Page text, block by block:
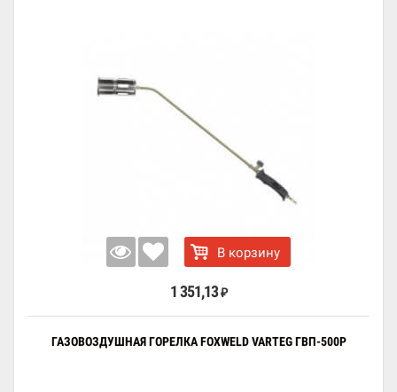
В корзину
1 351,13 ₽
ГАЗОВОЗДУШНАЯ ГОРЕЛКА FOXWELD VARTEG ГВП-500Р